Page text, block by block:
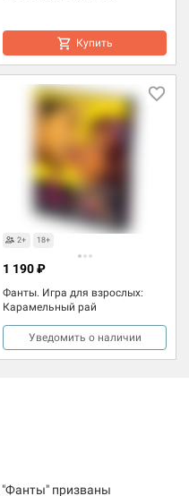
Купить
Товары для взрослых
2+ 18+
Фанты. Игра для взрослых:
Карамельный рай
1 190 ₽
Уведомить о наличии
призваны